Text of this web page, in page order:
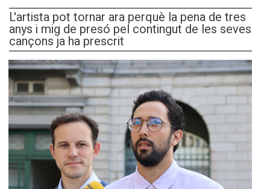
L'artista pot tornar ara perquè la pena de tres
anys i mig de presó pel contingut de les seves
cançons ja ha prescrit